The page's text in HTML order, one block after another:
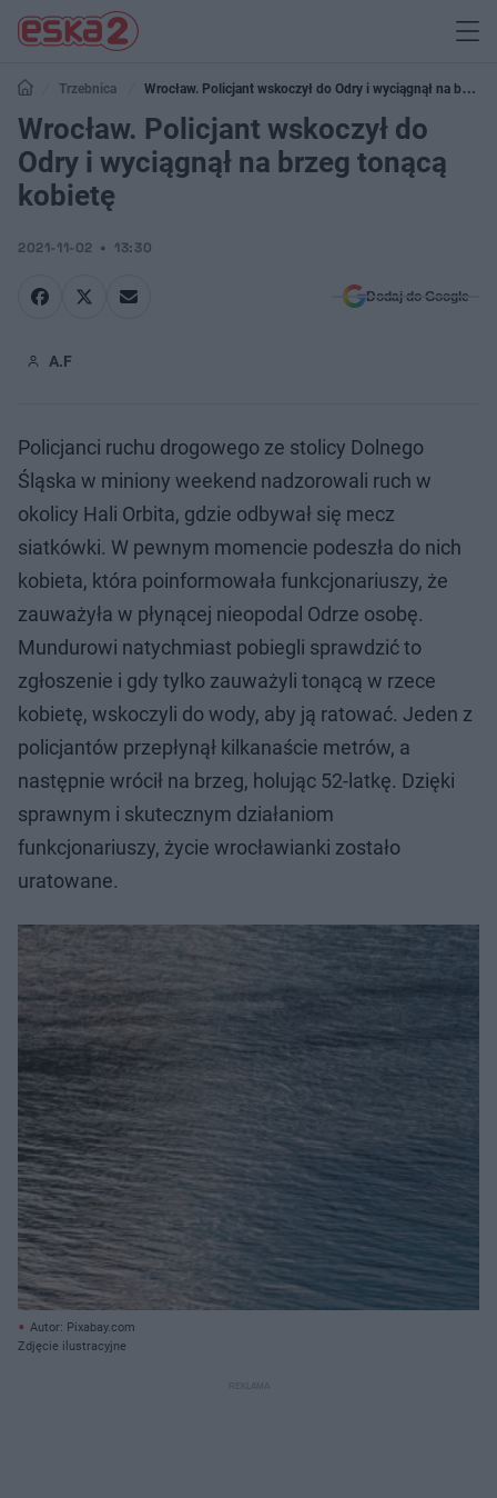
Trzebnica
Wrocław. Policjant wskoczył do Odry i wyciągnął na brzeg
tonącą kobietę
Wrocław. Policjant wskoczył do
Odry i wyciągnął na brzeg tonącą
kobietę
2021-11-02 13:30
Dodaj do Google
A.F
Policjanci ruchu drogowego ze stolicy Dolnego
Śląska w miniony weekend nadzorowali ruch w
okolicy Hali Orbita, gdzie odbywał się mecz
siatkówki. W pewnym momencie podeszła do nich
kobieta, która poinformowała funkcjonariuszy, że
zauważyła w płynącej nieopodal Odrze osobę.
Mundurowi natychmiast pobiegli sprawdzić to
zgłoszenie i gdy tylko zauważyli tonącą w rzece
kobietę, wskoczyli do wody, aby ją ratować. Jeden z
policjantów przepłynął kilkanaście metrów, a
następnie wrócił na brzeg, holując 52-latkę. Dzięki
sprawnym i skutecznym działaniom
funkcjonariuszy, życie wrocławianki zostało
uratowane.
Autor: Pixabay.com
Zdjęcie ilustracyjne